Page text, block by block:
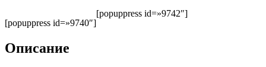
[popuppress id=»9740″]
[popuppress id=»9742″]
Описание